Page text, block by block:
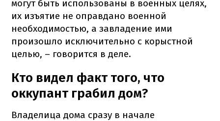
могут быть использованы в военных целях,
их изъятие не оправдано военной
необходимостью, а завладение ими
произошло исключительно с корыстной
целью, – говорится в деле.
Кто видел факт того, что
оккупант грабил дом?
Владелица дома сразу в начале